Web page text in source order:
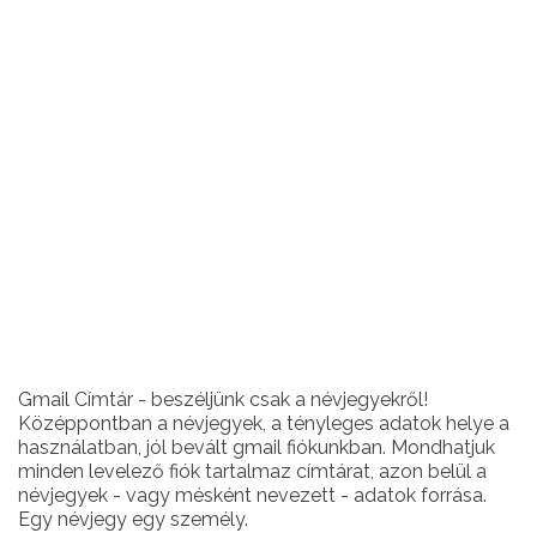
Gmail Címtár - beszéljünk csak a névjegyekről!
Középpontban a névjegyek, a tényleges adatok helye a
használatban, jól bevált gmail fiókunkban. Mondhatjuk
minden levelező fiók tartalmaz címtárat, azon belül a
névjegyek - vagy mésként nevezett - adatok forrása.
Egy névjegy egy személy.